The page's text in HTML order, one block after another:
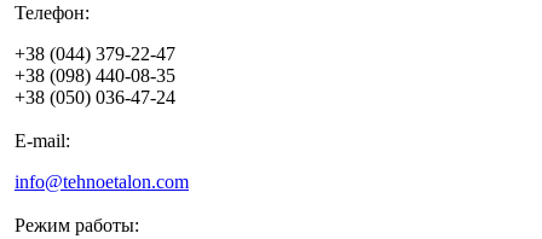
Телефон:
+38 (044) 379-22-47
+38 (098) 440-08-35
+38 (050) 036-47-24
E-mail:
info@tehnoetalon.com
Режим работы: